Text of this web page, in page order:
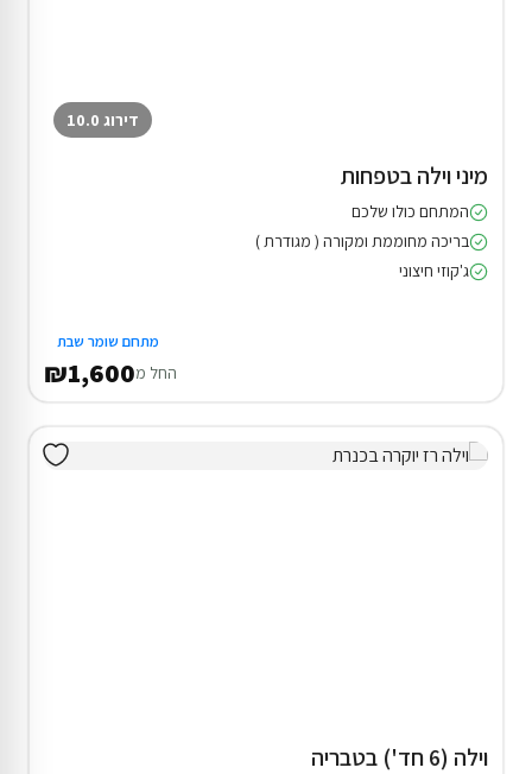
דירוג 10.0
מיני וילה בטפחות
המתחם כולו שלכם
בריכה מחוממת ומקורה ( מגודרת )
ג'קוזי חיצוני
מתחם שומר שבת
החל מ₪1,600
וילה (6 חד') בטבריה